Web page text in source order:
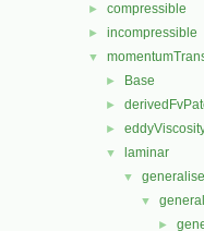
► compressible
► incompressible
▼
► Base
►
►
▼ laminar
▼
▼
►